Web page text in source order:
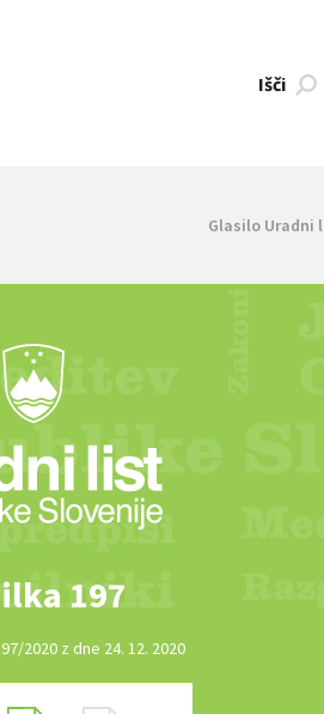
Išči
Glasilo Uradni
197
2020 z dne 24. 12. 2020